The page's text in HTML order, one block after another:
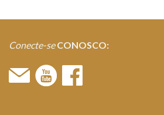
Conecte-se CONOSCO: